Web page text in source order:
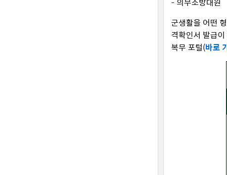
군생활을 어떤
격확인서 발급
복무 포털(바로